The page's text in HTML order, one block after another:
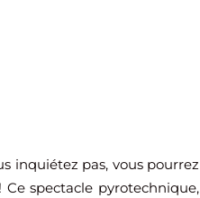
inquiétez pas, vous pourrez
! Ce spectacle pyrotechnique,